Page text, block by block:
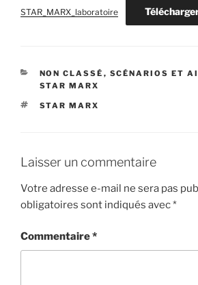
STAR_MARX_laboratoire
CATÉGORIES
NON CLASSÉ , SCÉNARIOS ET
STAR MARX
ÉTIQUETTES
STAR MARX
Laisser un commentaire
Votre adresse e-mail ne sera pas
obligatoires sont indiqués avec*
Commentaire*